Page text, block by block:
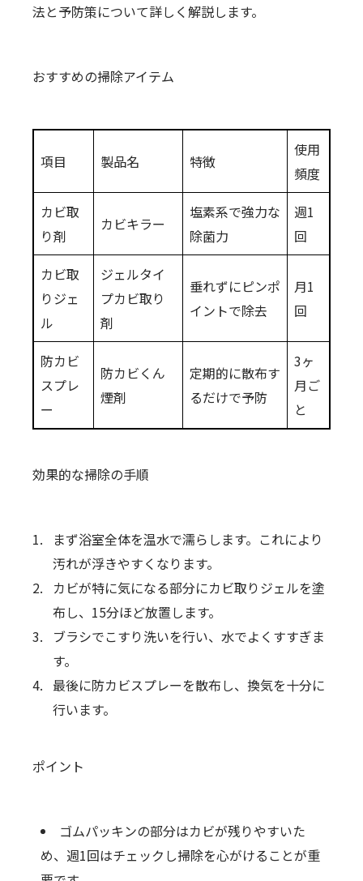
法と予防策について詳しく解説します。
おすすめの掃除アイテム
項目 製品名 特徴
使用
頻度
カビ取
り剤
カビキラー
塩素系で強力な
除菌力
週1
回
カビ取
りジェ
ル
ジェルタイ
プカビ取り
剤
垂れずにピンポ
イントで除去
月1
回
防カビ
スプレ
ー
防カビくん
煙剤
定期的に散布す
るだけで予防
3ヶ
月ご
と
効果的な掃除の手順
まず浴室全体を温水で濡らします。これにより
汚れが浮きやすくなります。
カビが特に気になる部分にカビ取りジェルを塗
布し、15分ほど放置します。
ブラシでこすり洗いを行い、水でよくすすぎま
す。
最後に防カビスプレーを散布し、換気を十分に
行います。
ポイント
ゴムパッキンの部分はカビが残りやすいた
め、週1回はチェックし掃除を心がけることが重